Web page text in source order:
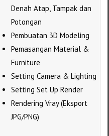
Denah Atap, Tampak dan
Potongan
Pembuatan 3D Modeling
Pemasangan Material &
Furniture
Setting Camera & Lighting
Setting Set Up Render
Rendering Vray (Eksport
JPG/PNG)